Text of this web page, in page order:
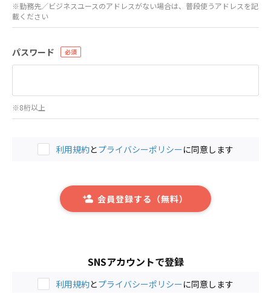
SNSアカウントで登録
利用規約とプライバシーポリシーに同意します
※勤務先／ビジネスユースのアドレスがない場合は、普段使うアドレスを記
載ください
パスワード
※8桁以上
利用規約とプライバシーポリシーに同意します
会員登録する（無料）